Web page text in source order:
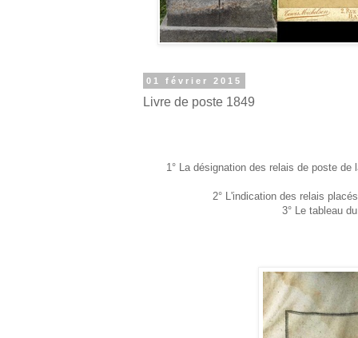
01 février 2015
Livre de poste 1849
1° La désignation des relais de poste
2° L'indication des relais
3° Le tableau